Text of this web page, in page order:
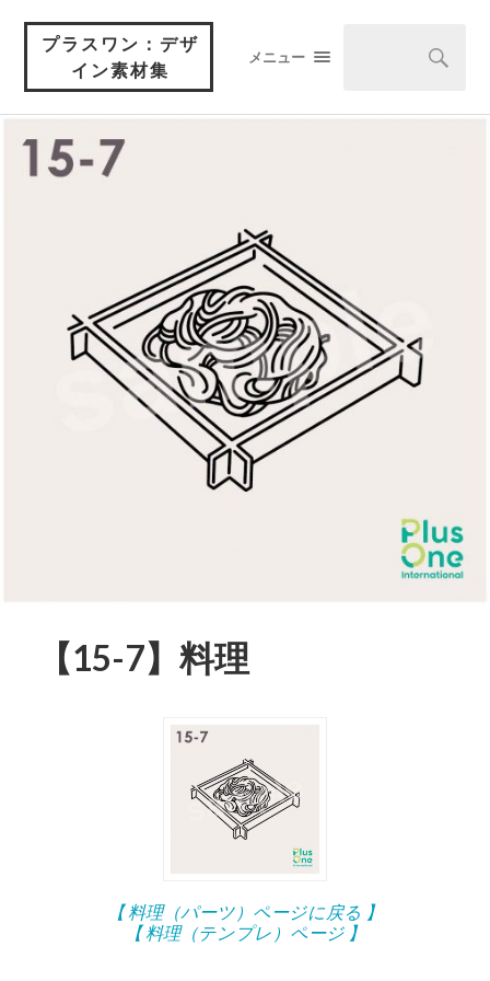
プラスワン：デザ
イン素材集
メニュー
【15-7】料理
【 料理（パーツ）ページに戻る 】
【 料理（テンプレ）ページ 】